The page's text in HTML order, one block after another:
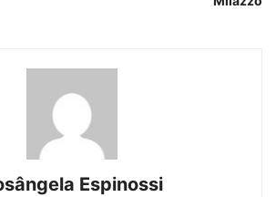
Espinossi